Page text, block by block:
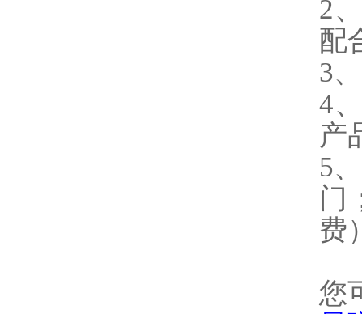
2
配
3
4
产
5
门
费
您